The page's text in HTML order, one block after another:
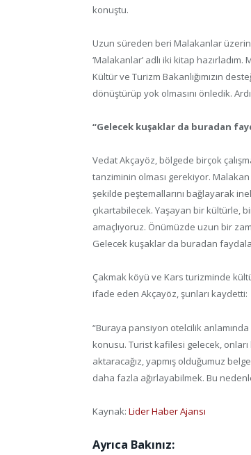
konuştu.
Uzun süreden beri Malakanlar
‘Malakanlar’ adlı iki kitap
Kültür ve Turizm Bakanlığımızın
dönüştürüp yok olmasını önledik.
“Gelecek kuşaklar da buradan
Vedat Akçayöz, bölgede birçok
tanziminin olması gerekiyor.
şekilde peştemallarını bağlayarak
çıkartabilecek. Yaşayan bir kültürle,
amaçlıyoruz. Önümüzde uzun bir
Gelecek kuşaklar da buradan
Çakmak köyü ve Kars turizminde
ifade eden Akçayöz, şunları kaydetti:
“Buraya pansiyon otelcilik
konusu. Turist kafilesi gelecek,
aktaracağız, yapmış olduğumuz
daha fazla ağırlayabilmek. Bu
Kaynak: Lider Haber Ajansı
Ayrıca Bakınız: